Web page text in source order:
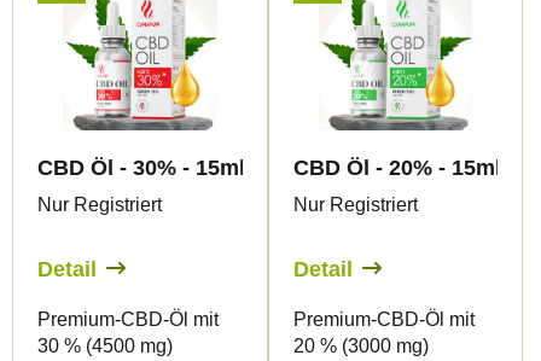
CBD Öl - 30% - 15ml - Canapuff
Nur Registriert
Detail
Premium-CBD-Öl mit
30 % (4500 mg)
CBD Öl - 20% - 15ml -
Nur Registriert
Detail
Premium-CBD-Öl mit
20 % (3000 mg)